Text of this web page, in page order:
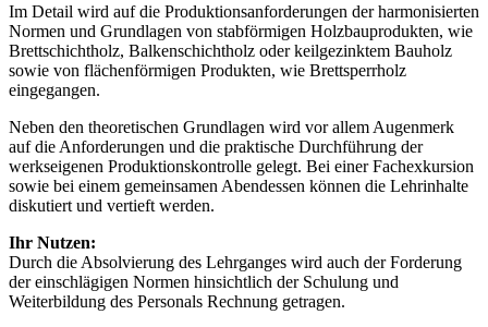
Im Detail wird auf die Produktionsanforderungen der harmonisierten
Normen und Grundlagen von stabförmigen Holzbauprodukten, wie
Brettschichtholz, Balkenschichtholz oder keilgezinktem Bauholz
sowie von flächenförmigen Produkten, wie Brettsperrholz
eingegangen.
Neben den theoretischen Grundlagen wird vor allem Augenmerk
auf die Anforderungen und die praktische Durchführung der
werkseigenen Produktionskontrolle gelegt. Bei einer Fachexkursion
sowie bei einem gemeinsamen Abendessen können die Lehrinhalte
diskutiert und vertieft werden.
Ihr Nutzen:
Durch die Absolvierung des Lehrganges wird auch der Forderung
der einschlägigen Normen hinsichtlich der Schulung und
Weiterbildung des Personals Rechnung getragen.